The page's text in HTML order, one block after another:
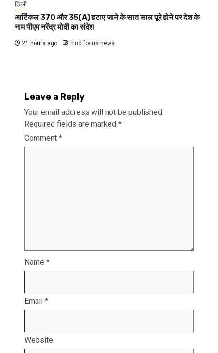
दिल्ली
आर्टिकल 370 और 35(A) हटाए जाने के सात साल पूरे होने पर देश के
नाम पीएम नरेंद्र मोदी का संदेश
21 hours ago hind focus news
Leave a Reply
Your email address will not be published.
Required fields are marked *
Comment *
Name *
Email *
Website